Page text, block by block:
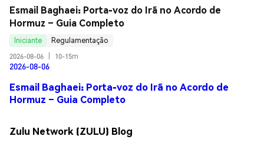
Esmail Baghaei: Porta-voz do Irã no Acordo de
Hormuz – Guia Completo
Iniciante
Regulamentação
2026-08-06
10-15m
2026-08-06
Esmail Baghaei: Porta-voz do Irã no Acordo de
Hormuz – Guia Completo
Zulu Network (ZULU) Blog